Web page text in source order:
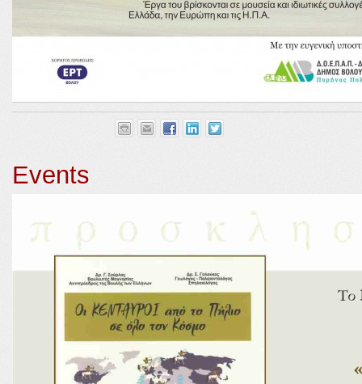
Events